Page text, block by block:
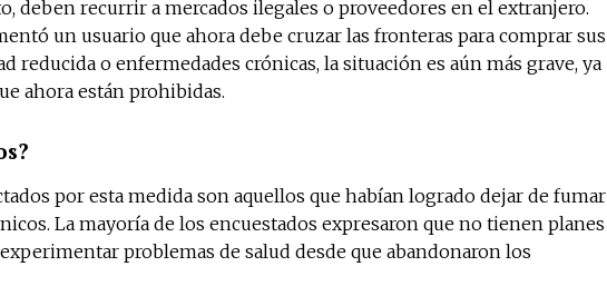
deben recurrir a mercados ilegales o proveedores en el extranjero.
un usuario que ahora debe cruzar las fronteras para comprar sus
reducida o enfermedades crónicas, la situación es aún más grave, ya
ahora están prohibidas.
por esta medida son aquellos que habían logrado dejar de fumar
La mayoría de los encuestados expresaron que no tienen planes
problemas de salud desde que abandonaron los